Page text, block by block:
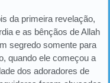
da primeira revelação,
e as bênçãos de Allah
segredo somente para
quando ele começou a
dos adoradores de